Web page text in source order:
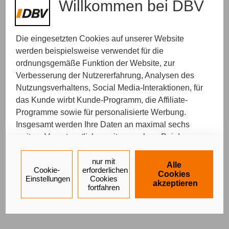
Willkommen bei DBV
Die eingesetzten Cookies auf unserer Website
werden beispielsweise verwendet für die
ordnungsgemäße Funktion der Website, zur
Verbesserung der Nutzererfahrung, Analysen des
Nutzungsverhaltens, Social Media-Interaktionen, für
das Kunde wirbt Kunde-Programm, die Affiliate-
Programme sowie für personalisierte Werbung.
Insgesamt werden Ihre Daten an maximal sechs
weitere Verantwortliche weitergegeben. Bei dem
Einsatz der Dienste für Social Media-Interaktionen
und personalisierte Werbung werden regelmäßig
durch den jeweiligen Anbieter individuelle Profile
angelegt und mit Daten von anderen Webseiten zu
umfassenden Nutzungsprofilen von Ihnen
Alle
Cookies
akzeptieren
nur mit
erforderlichen
Cookies
fortfahren
Cookie-
Einstellungen